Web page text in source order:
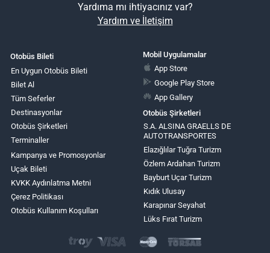
Yardıma mı ihtiyacınız var?
Yardım ve İletişim
Otobüs Bileti
En Uygun Otobüs Bileti
Bilet Al
Tüm Seferler
Destinasyonlar
Otobüs Şirketleri
Terminaller
Kampanya ve Promosyonlar
Uçak Bileti
KVKK Aydınlatma Metni
Çerez Politikası
Otobüs Kullanım Koşulları
Mobil Uygulamalar
App Store
Google Play Store
App Gallery
Otobüs Şirketleri
S.A. ALSINA GRAELLS DE
AUTOTRANSPORTES
Elazığlılar Tuğra Turizm
Özlem Ardahan Turizm
Bayburt Uçar Turizm
Kıdık Ulusay
Karapınar Seyahat
Lüks Fırat Turizm